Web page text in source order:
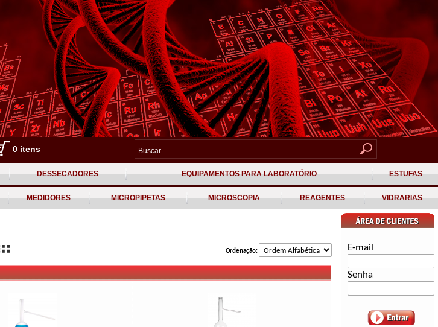
0 itens
DESSECADORES EQUIPAMENTOS PARA LABORATÓRIO ESTUFAS
MEDIDORES MICROPIPETAS MICROSCOPIA REAGENTES VIDRARIAS
Ordenação: E-mail
Senha